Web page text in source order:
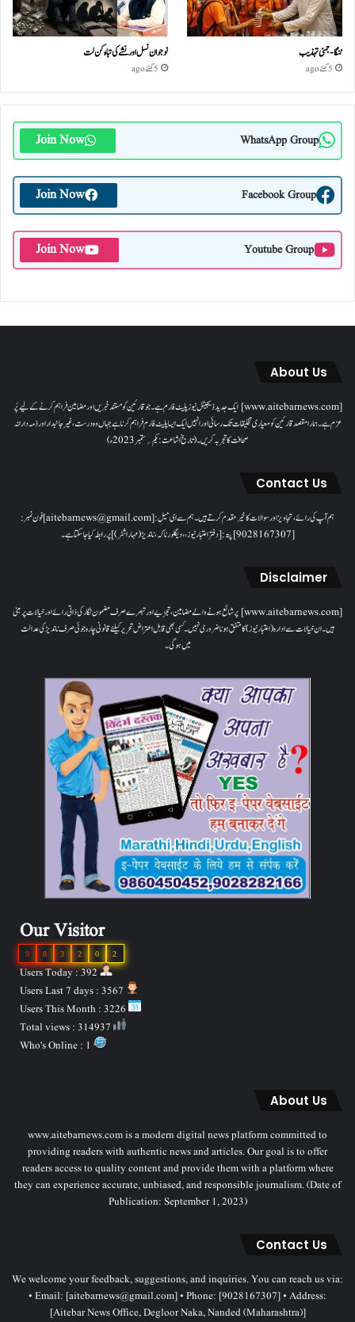
گنگا-جمنی تہذیب
5 گھنٹے ago
نوجوان نسل اور نشے کی تباہ کن لت
5 گھنٹے ago
WhatsApp Group
Join Now
Facebook Group
Join Now
Youtube Group
Join Now
About Us
[www.aitebarnews.com] ایک جدید ڈیجیٹل نیوز پلیٹ فارم ہے۔ جو قارئین کو مستند خبریں اور مضامین فراہم کرنے کے لیے پُر
عزم ہے۔ ہمارا مقصدقارئین کو معیاری تخلیقات تک رسائی اور انہیں ایک ایسا پلیٹ فارم فراہم کرنا ہے جہاں وہ درست، غیر جانبدار اور ذمہ دارانہ
صحافت کا تجربہ کریں۔( تاریخ اشاعت : یکم؍ ستمبر 2023ء)
Contact Us
ہم آپ کی رائے، تجاویز اور سوالات کا خیرمقدم کرتے ہیں۔ ہم سےای میل: [aitebarnews@gmail.com]فون نمبر:
[9028167307]پتہ: [دفتر اعتبار نیوز، ، دیگلور ناکہ، ناندیڑ(مہاراشٹر) ] پر رابطہ کیا جاسکتا ہے۔
Disclaimer
[www.aitebarnews.com] پر شائع ہونے والے مضامین، تجزیے اور تبصرے صرف مضمون نگار کی ذاتی رائے اور خیالات پر مبنی
ہیں۔ ان خیالات سے ادارہ (اعتبار نیوز) کا متفق ہونا ضروری نہیں۔ کسی بھی قابل اعتراض تحریر کیلئے قانونی چارہ جوئی صرف ناندیڑ کی عدالت
میں ہوگی۔
Our Visitor
2
0
2
3
8
9
Users Today : 392
About Us
www.aitebarnews.com is a modern digital news platform committed to
providing readers with authentic news and articles. Our goal is to offer
readers access to quality content and provide them with a platform where
they can experience accurate, unbiased, and responsible journalism. (Date of
Publication: September 1, 2023)
Contact Us
We welcome your feedback, suggestions, and inquiries. You can reach us via:
• Email: [aitebarnews@gmail.com] • Phone: [9028167307] • Address:
[Aitebar News Office, Degloor Naka, Nanded (Maharashtra)]